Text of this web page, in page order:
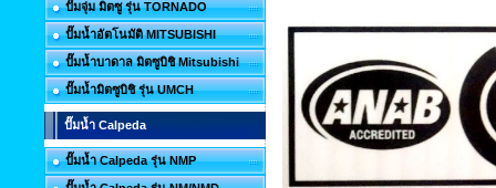
ปั๊มจุ่ม มิตซู รุ่น TORNADO
ปั๊มน้ำอัตโนมัติ MITSUBISHI
ปั๊มน้ำบาดาล มิตซูบิชิ Mitsubishi
ปั๊มน้ำมิตซูบิชิ รุ่น UMCH
ปั๊มน้ำ Calpeda
ปั๊มน้ำ Calpeda รุ่น NMP